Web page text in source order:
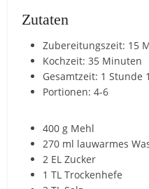
Zutaten
Zubereitungszeit: 15
Kochzeit: 35 Minuten
Gesamtzeit: 1 Stunde
Portionen: 4-6
400 g Mehl
270 ml lauwarmes
2 EL Zucker
1 TL Trockenhefe